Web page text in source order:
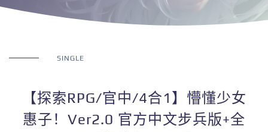
SINGLE
【探索RPG/官中/4合1】懵懂少女
惠子！Ver2.0 官方中文步兵版+全